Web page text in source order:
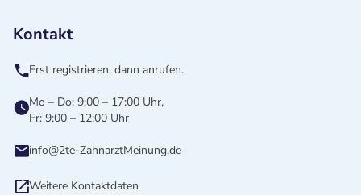
Kontakt
Erst registrieren, dann anrufen.
Mo – Do: 9:00 – 17:00 Uhr,
Fr: 9:00 – 12:00 Uhr
info@2te-ZahnarztMeinung.de
Weitere Kontaktdaten